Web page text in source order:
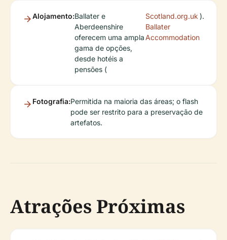
Alojamento:Ballater e
Aberdeenshire
oferecem uma ampla
gama de opções,
desde hotéis a
pensões (
Scotland.org.uk
Ballater
Accommodation
).
Fotografia:Permitida na maioria das áreas; o flash
pode ser restrito para a preservação de
artefatos.
Atrações Próximas